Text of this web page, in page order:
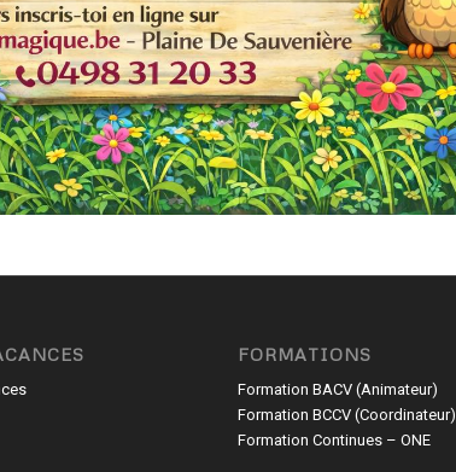
FORMATIONS
Formation BACV (Animateur)
Formation BCCV (Coordinateur)
Formation Continues – ONE